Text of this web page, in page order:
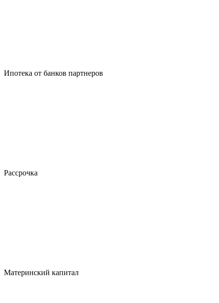
Ипотека от банков партнеров
Рассрочка
Материнский капитал